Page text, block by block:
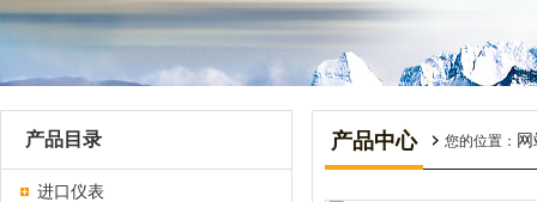
产品目录
进口仪表
产品中心 您的位置：